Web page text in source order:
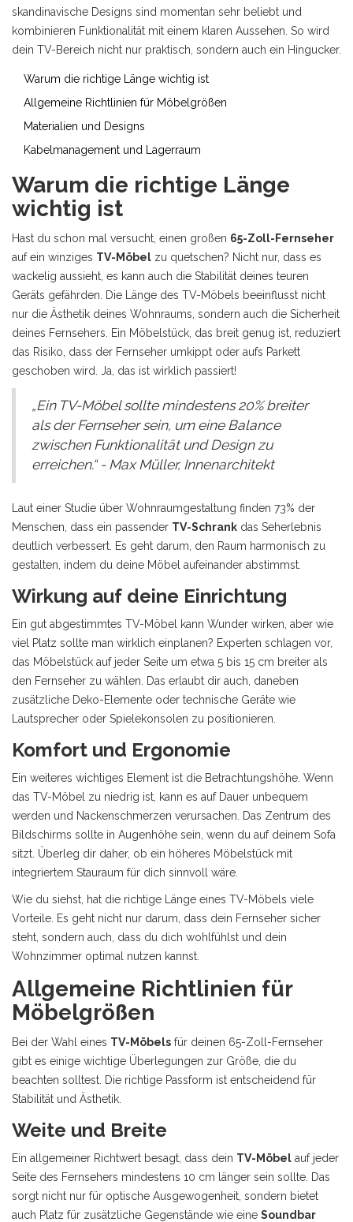
skandinavische Designs sind momentan sehr beliebt und
kombinieren Funktionalität mit einem klaren Aussehen. So wird
dein TV-Bereich nicht nur praktisch, sondern auch ein Hingucker.
Warum die richtige Länge wichtig ist
Allgemeine Richtlinien für Möbelgrößen
Materialien und Designs
Kabelmanagement und Lagerraum
Warum die richtige Länge
wichtig ist
Hast du schon mal versucht, einen großen 65-Zoll-Fernseher
auf ein winziges TV-Möbel zu quetschen? Nicht nur, dass es
wackelig aussieht, es kann auch die Stabilität deines teuren
Geräts gefährden. Die Länge des TV-Möbels beeinflusst nicht
nur die Ästhetik deines Wohnraums, sondern auch die Sicherheit
deines Fernsehers. Ein Möbelstück, das breit genug ist, reduziert
das Risiko, dass der Fernseher umkippt oder aufs Parkett
geschoben wird. Ja, das ist wirklich passiert!
„Ein TV-Möbel sollte mindestens 20% breiter
als der Fernseher sein, um eine Balance
zwischen Funktionalität und Design zu
erreichen.“ - Max Müller, Innenarchitekt
Laut einer Studie über Wohnraumgestaltung finden 73% der
Menschen, dass ein passender TV-Schrank das Seherlebnis
deutlich verbessert. Es geht darum, den Raum harmonisch zu
gestalten, indem du deine Möbel aufeinander abstimmst.
Wirkung auf deine Einrichtung
Ein gut abgestimmtes TV-Möbel kann Wunder wirken, aber wie
viel Platz sollte man wirklich einplanen? Experten schlagen vor,
das Möbelstück auf jeder Seite um etwa 5 bis 15 cm breiter als
den Fernseher zu wählen. Das erlaubt dir auch, daneben
zusätzliche Deko-Elemente oder technische Geräte wie
Lautsprecher oder Spielekonsolen zu positionieren.
Komfort und Ergonomie
Ein weiteres wichtiges Element ist die Betrachtungshöhe. Wenn
das TV-Möbel zu niedrig ist, kann es auf Dauer unbequem
werden und Nackenschmerzen verursachen. Das Zentrum des
Bildschirms sollte in Augenhöhe sein, wenn du auf deinem Sofa
sitzt. Überleg dir daher, ob ein höheres Möbelstück mit
integriertem Stauraum für dich sinnvoll wäre.
Wie du siehst, hat die richtige Länge eines TV-Möbels viele
Vorteile. Es geht nicht nur darum, dass dein Fernseher sicher
steht, sondern auch, dass du dich wohlfühlst und dein
Wohnzimmer optimal nutzen kannst.
Allgemeine Richtlinien für
Möbelgrößen
Bei der Wahl eines TV-Möbels für deinen 65-Zoll-Fernseher
gibt es einige wichtige Überlegungen zur Größe, die du
beachten solltest. Die richtige Passform ist entscheidend für
Stabilität und Ästhetik.
Weite und Breite
Ein allgemeiner Richtwert besagt, dass dein TV-Möbel auf jeder
Seite des Fernsehers mindestens 10 cm länger sein sollte. Das
sorgt nicht nur für optische Ausgewogenheit, sondern bietet
auch Platz für zusätzliche Gegenstände wie eine Soundbar